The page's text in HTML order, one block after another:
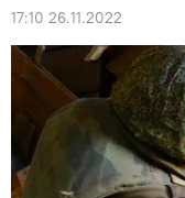
17:10 26.11.2022